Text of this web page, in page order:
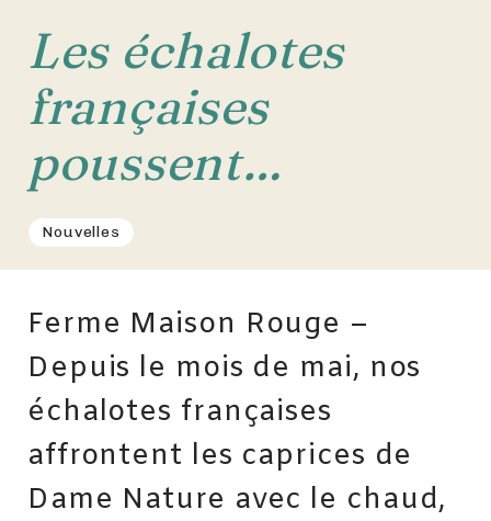
Les échalotes
françaises
poussent…
Nouvelles
Ferme Maison Rouge –
Depuis le mois de mai, nos
échalotes françaises
affrontent les caprices de
Dame Nature avec le chaud,